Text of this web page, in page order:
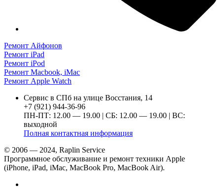
Ремонт Айфонов
Ремонт iPad
Ремонт iPod
Ремонт Macbook, iMac
Ремонт Apple Watch
Сервис в СПб на улице Восстания, 14
+7 (921) 944-36-96
ПН-ПТ: 12.00 — 19.00 | СБ: 12.00 — 19.00 | ВС:
выходной
Полная контактная информация
© 2006 — 2024, Raplin Service
Программное обслуживание и ремонт техники Apple
(iPhone, iPad, iMac, MacBook Pro, MacBook Air).